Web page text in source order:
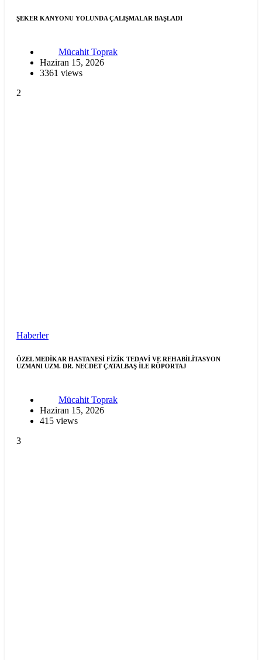
ŞEKER KANYONU YOLUNDA ÇALIŞMALAR BAŞLADI
Mücahit Toprak
Haziran 15, 2026
3361 views
2
Haberler
ÖZEL MEDİKAR HASTANESİ FİZİK TEDAVİ VE REHABİLİTASYON
UZMANI UZM. DR. NECDET ÇATALBAŞ İLE RÖPORTAJ
Mücahit Toprak
Haziran 15, 2026
415 views
3